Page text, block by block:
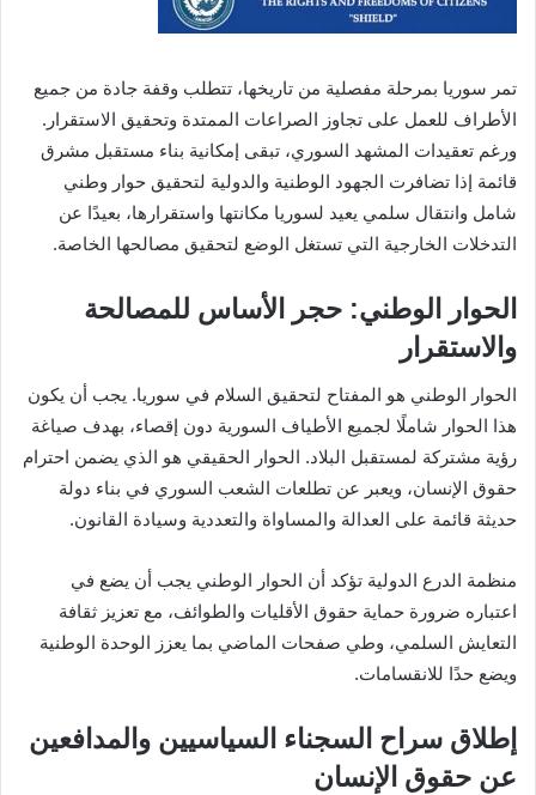
تمر سوريا بمرحلة مفصلية من تاريخها، تتطلب وقفة جادة من جميع
الأطراف للعمل على تجاوز الصراعات الممتدة وتحقيق الاستقرار.
ورغم تعقيدات المشهد السوري، تبقى إمكانية بناء مستقبل مشرق
قائمة إذا تضافرت الجهود الوطنية والدولية لتحقيق حوار وطني
شامل وانتقال سلمي يعيد لسوريا مكانتها واستقرارها، بعيدًا عن
التدخلات الخارجية التي تستغل الوضع لتحقيق مصالحها الخاصة.
الحوار الوطني: حجر الأساس للمصالحة
والاستقرار
الحوار الوطني هو المفتاح لتحقيق السلام في سوريا. يجب أن يكون
هذا الحوار شاملًا لجميع الأطياف السورية دون إقصاء، بهدف صياغة
رؤية مشتركة لمستقبل البلاد. الحوار الحقيقي هو الذي يضمن احترام
حقوق الإنسان، ويعبر عن تطلعات الشعب السوري في بناء دولة
حديثة قائمة على العدالة والمساواة والتعددية وسيادة القانون.
منظمة الدرع الدولية تؤكد أن الحوار الوطني يجب أن يضع في
اعتباره ضرورة حماية حقوق الأقليات والطوائف، مع تعزيز ثقافة
التعايش السلمي، وطي صفحات الماضي بما يعزز الوحدة الوطنية
ويضع حدًا للانقسامات.
إطلاق سراح السجناء السياسيين والمدافعين
عن حقوق الإنسان